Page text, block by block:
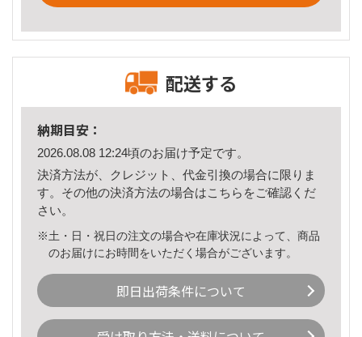
配送する
納期目安：
2026.08.08 12:24頃のお届け予定です。
決済方法が、クレジット、代金引換の場合に限りま
す。その他の決済方法の場合はこちら をご確認くだ
さい。
※土・日・祝日の注文の場合や在庫状況によって、商品
のお届けにお時間をいただく場合がございます。
即日出荷条件について